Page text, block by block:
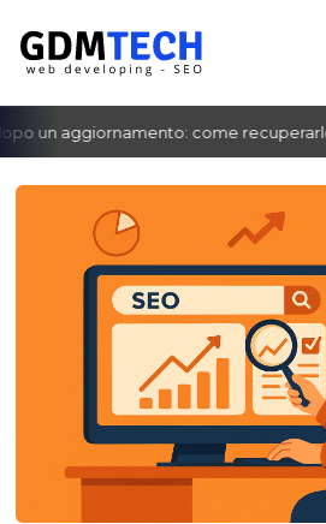
un aggiornamento: come recuperarlo
‹